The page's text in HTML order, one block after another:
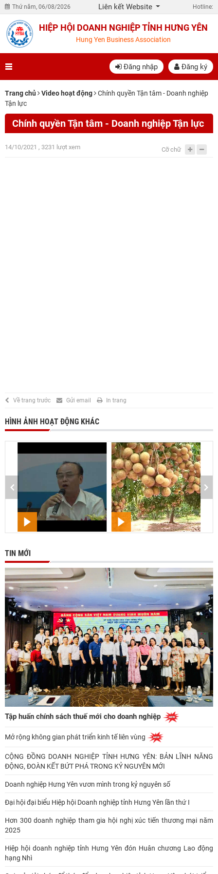
Thứ năm, 06/08/2026 Liên kết Website Hotline:
HIỆP HỘI DOANH NGHIỆP TỈNH HƯNG YÊN
Hung Yen Business Association
Đăng nhập Đăng ký
Trang chủ Video hoạt động
Chính quyền Tận tâm - Doanh nghiệp
Tận lực
Chính quyền Tận tâm - Doanh nghiệp Tận lực
14/10/2021 , 3231 lượt xem Cỡ chữ
Về trang trước Gửi email In trang
HÌNH ẢNH HOẠT ĐỘNG KHÁC
TIN MỚI
Tập huấn chính sách thuế mới cho doanh nghiệp
Mở rộng không gian phát triển kinh tế liên vùng
CỘNG ĐỒNG DOANH NGHIỆP TỈNH HƯNG YÊN: BẢN LĨNH NĂNG
ĐỘNG, ĐOÀN KẾT BỨT PHÁ TRONG KỶ NGUYÊN MỚI
Doanh nghiệp Hưng Yên vươn mình trong kỷ nguyên số
Đại hội đại biểu Hiệp hội Doanh nghiệp tỉnh Hưng Yên lần thứ I
Hơn 300 doanh nghiệp tham gia hội nghị xúc tiến thương mại năm
2025
Hiệp hội doanh nghiệp tỉnh Hưng Yên đón Huân chương Lao động
hạng Nhì